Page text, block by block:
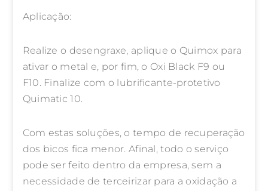
Aplicação:
Realize o desengraxe, aplique o Quimox para
ativar o metal e, por fim, o Oxi Black F9 ou
F10. Finalize com o lubrificante-protetivo
Quimatic 10.
Com estas soluções, o tempo de recuperação
dos bicos fica menor. Afinal, todo o serviço
pode ser feito dentro da empresa, sem a
necessidade de terceirizar para a oxidação a